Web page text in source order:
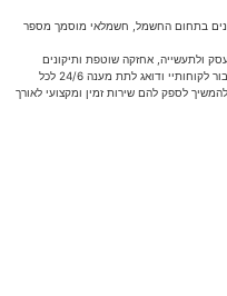
עמית מתן חשמלאי מוסמך, עם ניסיון של מעל 10 שנים בתחום החשמל, חשמלאי מוסמך מספר
ולתעשייה, אחזקה שוטפת ותיקונים
בתחומי החשמל, אני לא מתפשר על שירות ומקצועיות עבור לקוחותיי ודואג לתת מענה 24/6 לכל
לספק להם שירות זמין ומקצועי לאורך